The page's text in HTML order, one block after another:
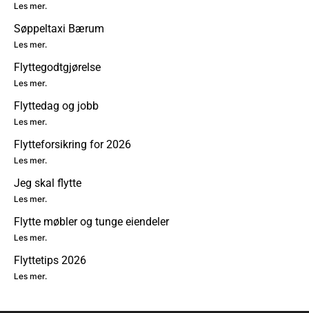
Les mer.
Søppeltaxi Bærum
Les mer.
Flyttegodtgjørelse
Les mer.
Flyttedag og jobb
Les mer.
Flytteforsikring for 2026
Les mer.
Jeg skal flytte
Les mer.
Flytte møbler og tunge eiendeler
Les mer.
Flyttetips 2026
Les mer.